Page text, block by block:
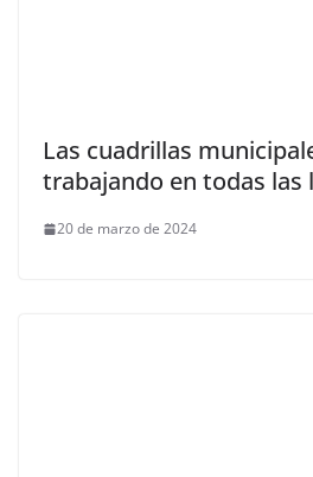
Las cuadrillas
trabajando en todas las
20 de marzo de 2024